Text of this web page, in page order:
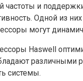
частоты и
Одной из
могут
Haswell
различными
системы.